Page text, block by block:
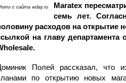
с сайта wday.ru
Maratex
семь лет.
расходов на открытие
на главу
Полей рассказал, что
по открытию новых